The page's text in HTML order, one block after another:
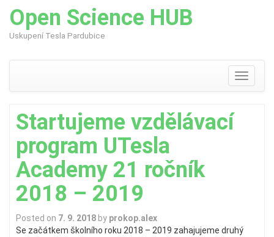
Open Science HUB
Uskupení Tesla Pardubice
Toggle
Startujeme vzdělávací
program UTesla
Academy 21 ročník
2018 – 2019
Posted on 7. 9. 2018 by prokop.alex
Se začátkem školního roku 2018 – 2019 zahajujeme druhý